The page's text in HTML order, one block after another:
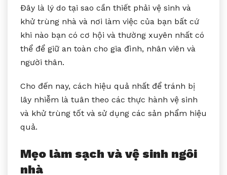
Đây là lý do tại sao cần thiết phải vệ sinh và
khử trùng nhà và nơi làm việc của bạn bất cứ
khi nào bạn có cơ hội và thường xuyên nhất có
thể để giữ an toàn cho gia đình, nhân viên và
người thân.
Cho đến nay, cách hiệu quả nhất để tránh bị
lây nhiễm là tuân theo các thực hành vệ sinh
và khử trùng tốt và sử dụng các sản phẩm hiệu
quả.
Mẹo làm sạch và vệ sinh ngôi
nhà